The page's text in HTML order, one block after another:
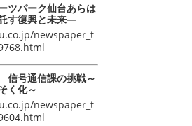
ツパーク仙台あらは
す復興と未来―
newspaper_t
号通信課の挑戦～
く化～
newspaper_t